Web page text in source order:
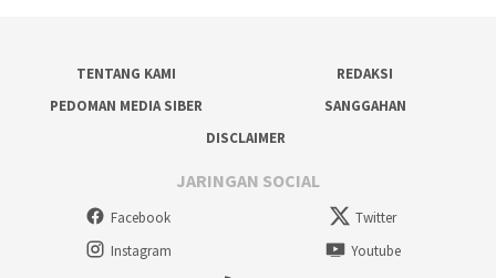
TENTANG KAMI
REDAKSI
PEDOMAN MEDIA SIBER
SANGGAHAN
DISCLAIMER
JARINGAN SOCIAL
Facebook
Twitter
Instagram
Youtube